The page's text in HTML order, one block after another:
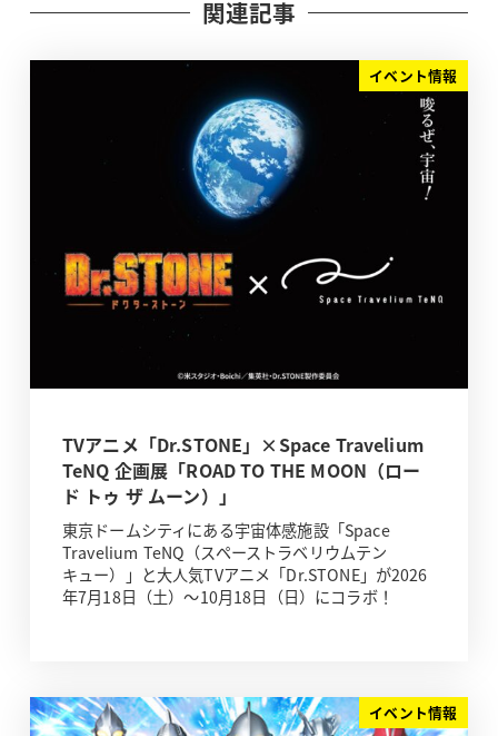
関連記事
イベント情報
TVアニメ「Dr.STONE」×Space Travelium
TeNQ 企画展「ROAD TO THE MOON（ロー
ド トゥ ザ ムーン）」
東京ドームシティにある宇宙体感施設「Space
Travelium TeNQ（スペーストラベリウムテン
キュー）」と大人気TVアニメ「Dr.STONE」が2026
年7月18日（土）～10月18日（日）にコラボ！
イベント情報